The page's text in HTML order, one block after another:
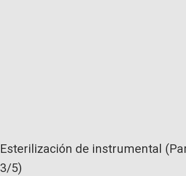
Esterilización de instrumental
3/5)